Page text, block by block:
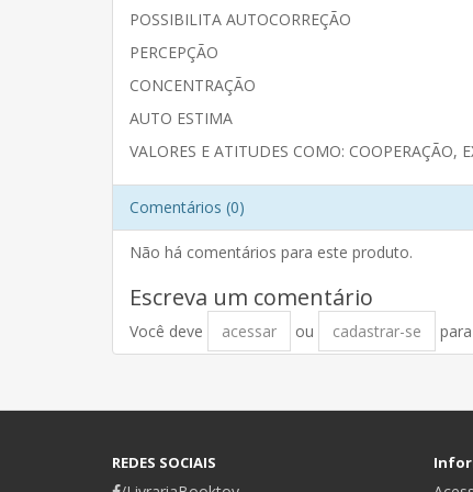
POSSIBILITA AUTOCORREÇÃO
PERCEPÇÃO
CONCENTRAÇÃO
AUTO ESTIMA
VALORES E ATITUDES COMO: COOPERAÇÃO,
Comentários (0)
Não há comentários para este produto.
Escreva um comentário
Você deve acessar ou cadastrar-se
REDES SOCIAIS